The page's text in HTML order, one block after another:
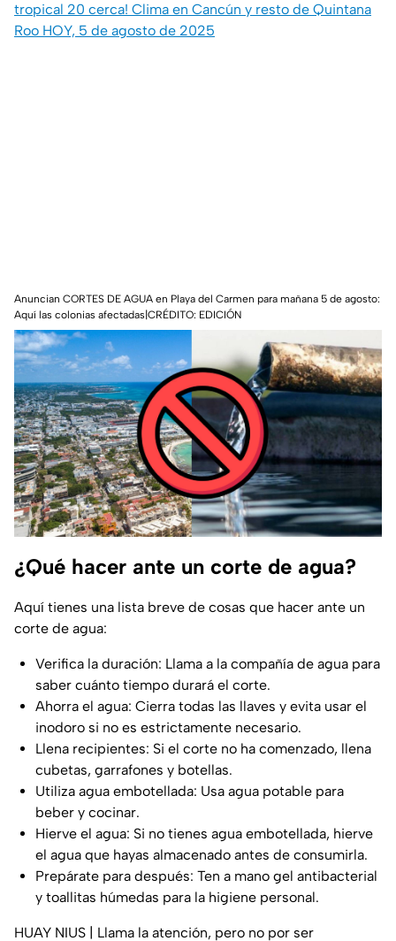
tropical 20 cerca! Clima en Cancún y resto de Quintana
Roo HOY, 5 de agosto de 2025
Anuncian CORTES DE AGUA en Playa del Carmen para mañana 5 de agosto:
Aquí las colonias afectadas|CRÉDITO: EDICIÓN
¿Qué hacer ante un corte de agua?
Aquí tienes una lista breve de cosas que hacer ante un
corte de agua:
Verifica la duración: Llama a la compañía de agua para
saber cuánto tiempo durará el corte.
Ahorra el agua: Cierra todas las llaves y evita usar el
inodoro si no es estrictamente necesario.
Llena recipientes: Si el corte no ha comenzado, llena
cubetas, garrafones y botellas.
Utiliza agua embotellada: Usa agua potable para
beber y cocinar.
Hierve el agua: Si no tienes agua embotellada, hierve
el agua que hayas almacenado antes de consumirla.
Prepárate para después: Ten a mano gel antibacterial
y toallitas húmedas para la higiene personal.
HUAY NIUS | Llama la atención, pero no por ser